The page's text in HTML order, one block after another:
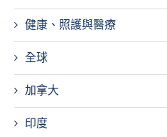
健康、照護與醫療
全球
加拿大
印度